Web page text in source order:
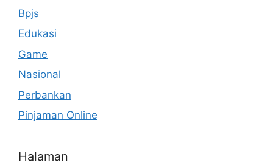
Bpjs
Edukasi
Game
Nasional
Perbankan
Pinjaman Online
Halaman